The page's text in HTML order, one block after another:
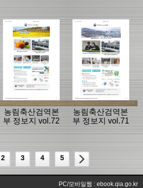
농림축산검역본
부 정보지 vol.72
농림축산검역본
부 정보지 vol.71
2 3 4 5
PC/모바일웹 : ebook.qia.go.kr